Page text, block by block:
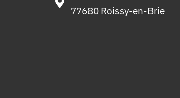
77680 Roissy-en-Brie